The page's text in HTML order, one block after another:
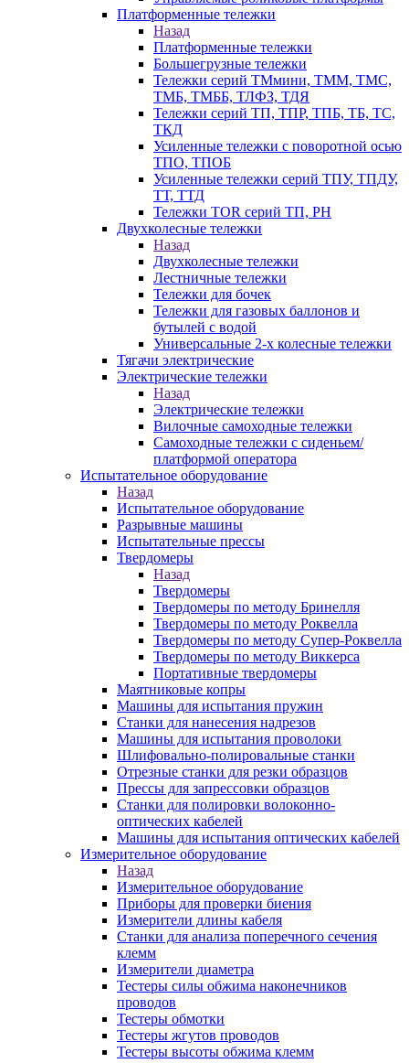
Платформенные тележки
Назад
Платформенные тележки
Большегрузные тележки
Тележки серий ТМмини, ТММ, ТМС,
ТМБ, ТМББ, ТЛФЗ, ТДЯ
Тележки серий ТП, ТПР, ТПБ, ТБ, ТС,
ТКД
Усиленные тележки с поворотной осью
ТПО, ТПОБ
Усиленные тележки серий ТПУ, ТПДУ,
ТТ, ТТД
Тележки TOR серий ТП, PH
Двухколесные тележки
Назад
Двухколесные тележки
Лестничные тележки
Тележки для бочек
Тележки для газовых баллонов и
бутылей с водой
Универсальные 2-х колесные тележки
Тягачи электрические
Электрические тележки
Назад
Электрические тележки
Вилочные самоходные тележки
Самоходные тележки с сиденьем/
платформой оператора
Испытательное оборудование
Назад
Испытательное оборудование
Разрывные машины
Испытательные прессы
Твердомеры
Назад
Твердомеры
Твердомеры по методу Бринелля
Твердомеры по методу Роквелла
Твердомеры по методу Супер-Роквелла
Твердомеры по методу Виккерса
Портативные твердомеры
Маятниковые копры
Машины для испытания пружин
Станки для нанесения надрезов
Машины для испытания проволоки
Шлифовально-полировальные станки
Отрезные станки для резки образцов
Прессы для запрессовки образцов
Станки для полировки волоконно-
оптических кабелей
Машины для испытания оптических кабелей
Измерительное оборудование
Назад
Измерительное оборудование
Приборы для проверки биения
Измерители длины кабеля
Станки для анализа поперечного сечения
клемм
Измерители диаметра
Тестеры силы обжима наконечников
проводов
Тестеры обмотки
Тестеры жгутов проводов
Тестеры высоты обжима клемм